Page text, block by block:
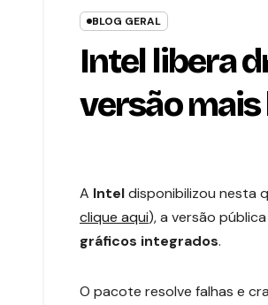
BLOG GERAL
Intel libera
versão
A Inteldisponibilizou nesta
clique aqui), a versão
gráficos integrados.
O pacote resolve falhas e